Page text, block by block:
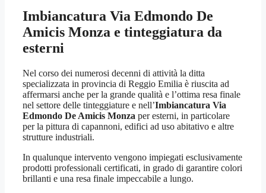
Imbiancatura Via Edmondo De
Amicis Monza e tinteggiatura da
esterni
Nel corso dei numerosi decenni di attività la ditta
specializzata in provincia di Reggio Emilia è riuscita ad
affermarsi anche per la grande qualità e l’ottima resa finale
nel settore delle tinteggiature e nell’Imbiancatura Via
Edmondo De Amicis Monza per esterni, in particolare
per la pittura di capannoni, edifici ad uso abitativo e altre
strutture industriali.
In qualunque intervento vengono impiegati esclusivamente
prodotti professionali certificati, in grado di garantire colori
brillanti e una resa finale impeccabile a lungo.